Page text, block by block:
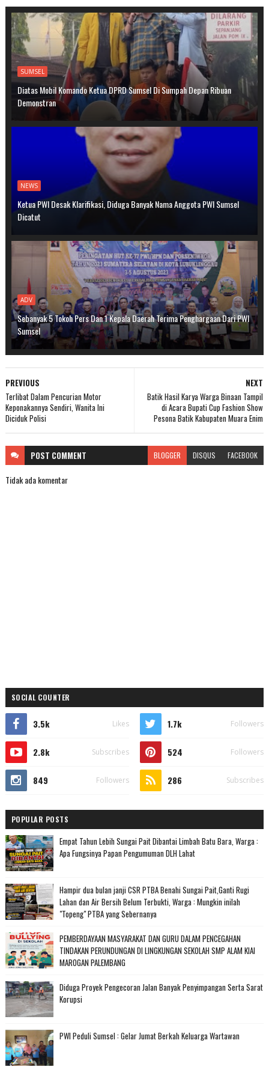
SUMSEL
Diatas Mobil Komando Ketua DPRD Sumsel Di Sumpah Depan Ribuan
Demonstran
NEWS
Ketua PWI Desak Klarifikasi, Diduga Banyak Nama Anggota PWI Sumsel
Dicatut
ADV
Sebanyak 5 Tokoh Pers Dan 1 Kepala Daerah Terima Penghargaan Dari PWI
Sumsel
NEXT
Batik Hasil Karya Warga Binaan Tampil
di Acara Bupati Cup Fashion Show
Pesona Batik Kabupaten Muara Enim
PREVIOUS
Terlibat Dalam Pencurian Motor
Keponakannya Sendiri, Wanita Ini
Diciduk Polisi
POST COMMENT BLOGGER DISQUS FACEBOOK
Tidak ada komentar
SOCIAL COUNTER
3.5k Likes 1.7k Followers
2.8k Subscribes 524 Followers
849 Followers 286 Subscribes
POPULAR POSTS
Empat Tahun Lebih Sungai Pait Dibantai Limbah Batu Bara, Warga :
Apa Fungsinya Papan Pengumuman DLH Lahat
Hampir dua bulan janji CSR PTBA Benahi Sungai Pait,Ganti Rugi
Lahan dan Air Bersih Belum Terbukti, Warga : Mungkin inilah
"Topeng" PTBA yang Sebernanya
PEMBERDAYAAN MASYARAKAT DAN GURU DALAM PENCEGAHAN
TINDAKAN PERUNDUNGAN DI LINGKUNGAN SEKOLAH SMP ALAM KIAI
MAROGAN PALEMBANG
Diduga Proyek Pengecoran Jalan Banyak Penyimpangan Serta Sarat
Korupsi
PWI Peduli Sumsel : Gelar Jumat Berkah Keluarga Wartawan